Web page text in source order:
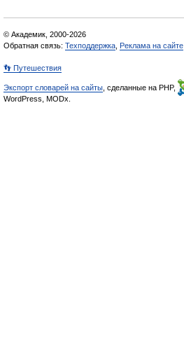
© Академик, 2000-2026
Обратная связь: Техподдержка Реклама на сайте
👣 Путешествия
Экспорт словарей на сайты , сделанные на PHP,
WordPress, MODx.